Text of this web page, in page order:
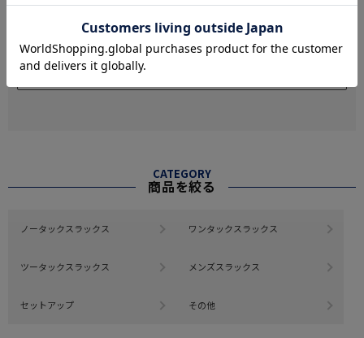
絞り込み 表示：新しい順
CATEGORY
商品を絞る
ノータックスラックス ワンタックスラックス
ツータックスラックス メンズスラックス
セットアップ その他